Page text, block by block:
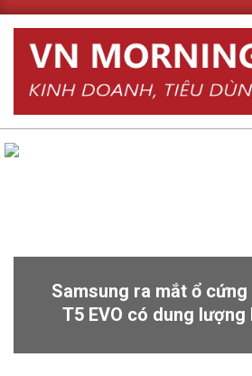
Skip
content
Samsung ra mắt ổ cứng
T5 EVO có dung lượng